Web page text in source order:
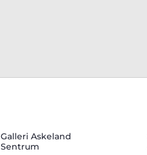
Galleri Askeland
Sentrum